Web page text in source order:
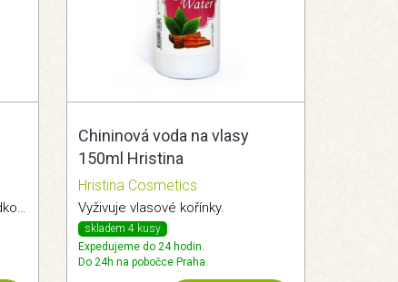
Udržuje pokožku jemnou a hladkou.
Chininová voda na vlasy
150ml Hristina
Hristina Cosmetics
Vyživuje vlasové kořínky.
skladem 4 kusy
Expedujeme do 24 hodin.
Do 24h na pobočce Praha.